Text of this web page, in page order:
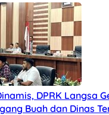
DPRK Langsa
Buah dan Dinas